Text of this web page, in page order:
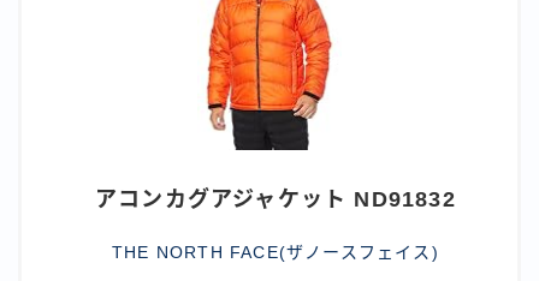
アコンカグアジャケット ND91832
THE NORTH FACE(ザノースフェイス)